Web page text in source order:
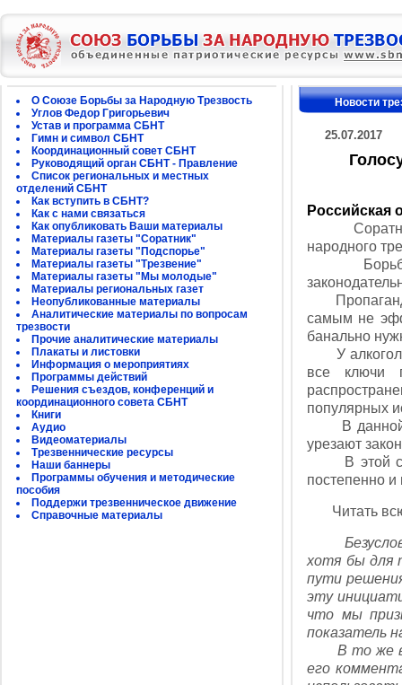
О Союзе Борьбы за Народную Трезвость
Углов Федор Григорьевич
Устав и программа СБНТ
Гимн и символ СБНТ
Координационный совет СБНТ
Руководящий орган СБНТ - Правление
Список региональных и местных
отделений СБНТ
Как вступить в СБНТ?
Как с нами связаться
Как опубликовать Ваши материалы
Материалы газеты "Соратник"
Материалы газеты "Подспорье"
Материалы газеты "Трезвение"
Материалы газеты "Мы молодые"
Материалы региональных газет
Неопубликованные материалы
Аналитические материалы по вопросам
трезвости
Прочие аналитические материалы
Плакаты и листовки
Информация о мероприятиях
Программы действий
Решения съездов, конференций и
координационного совета СБНТ
Книги
Аудио
Видеоматериалы
Трезвеннические ресурсы
Наши баннеры
Программы обучения и методические
пособия
Поддержи трезвенническое движение
Справочные материалы
Новости
25.07.2017
Российская
народного
Борьбу за
Пропаганда
самым не
банально
У
все ключи
популярных
В данной
урезают
В этой
постепенно и
Читать
хотя бы для
пути
эту
что мы
показатель
В то же
его